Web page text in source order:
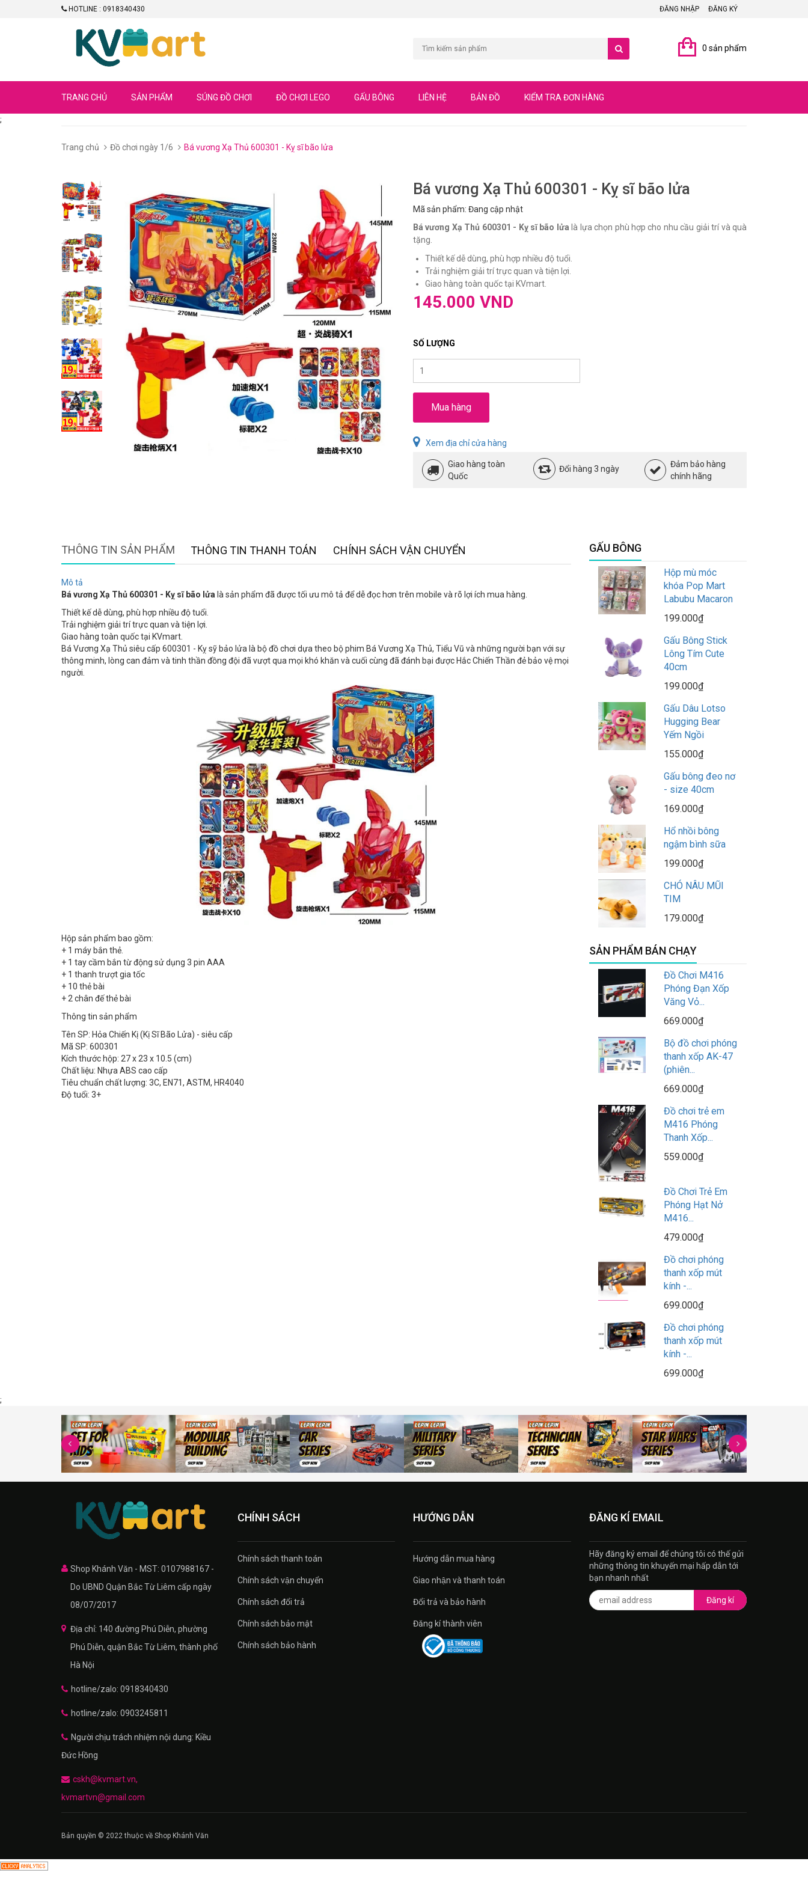
HOTLINE : 0918340430 ĐĂNG NHẬP ĐĂNG KÝ
0 sản phẩm
TRANG CHỦ SẢN PHẨM SÚNG ĐỒ CHƠI ĐỒ CHƠI LEGO GẤU BÔNG LIÊN HỆ BẢN ĐỒ KIỂM TRA ĐƠN HÀNG
;
Trang chủ Đồ chơi ngày 1/6 Bá vương Xạ Thủ 600301 - Kỵ sĩ bão lửa
Bá vương Xạ Thủ 600301 - Kỵ sĩ bão lửa
Mã sản phẩm: Đang cập nhật
Bá vương Xạ Thủ 600301 - Kỵ sĩ bão lửa là lựa chọn phù hợp cho nhu cầu giải trí và quà
tặng.
Thiết kế dễ dùng, phù hợp nhiều độ tuổi.
Trải nghiệm giải trí trực quan và tiện lợi.
Giao hàng toàn quốc tại KVmart.
145.000 VND
SỐ LƯỢNG
Mua hàng
Xem địa chỉ cửa hàng
Giao hàng toàn
Quốc
Đổi hàng 3 ngày
Đảm bảo hàng
chính hãng
THÔNG TIN SẢN PHẨM THÔNG TIN THANH TOÁN CHÍNH SÁCH VẬN CHUYỂN
Mô tả
Bá vương Xạ Thủ 600301 - Kỵ sĩ bão lửa là sản phẩm đã được tối ưu mô tả để dễ đọc hơn trên mobile và rõ lợi ích mua hàng.
Thiết kế dễ dùng, phù hợp nhiều độ tuổi.
Trải nghiệm giải trí trực quan và tiện lợi.
Giao hàng toàn quốc tại KVmart.
Bá Vương Xạ Thủ siêu cấp 600301 - Kỵ sỹ bảo lửa là bộ đồ chơi dựa theo bộ phim Bá Vương Xạ Thủ, Tiểu Vũ và những người bạn với sự
thông minh, lòng can đảm và tinh thần đồng đội đã vượt qua mọi khó khăn và cuối cùng đã đánh bại được Hắc Chiến Thần đẻ bảo vệ mọi
người.
Hộp sản phẩm bao gồm:
+ 1 máy bắn thẻ.
+ 1 tay cầm bắn từ động sử dụng 3 pin AAA
+ 1 thanh trượt gia tốc
+ 10 thẻ bài
+ 2 chân đế thẻ bài
Thông tin sản phẩm
Tên SP: Hỏa Chiến Kị (Kị Sĩ Bão Lửa) - siêu cấp
Mã SP: 600301
Kích thước hộp: 27 x 23 x 10.5 (cm)
Chất liệu: Nhựa ABS cao cấp
Tiêu chuẩn chất lượng: 3C, EN71, ASTM, HR4040
Độ tuổi: 3+
GẤU BÔNG
Hộp mù móc
khóa Pop Mart
Labubu Macaron
199.000₫
Gấu Bông Stick
Lông Tím Cute
40cm
199.000₫
Gấu Dâu Lotso
Hugging Bear
Yếm Ngồi
155.000₫
Gấu bông đeo nơ
- size 40cm
169.000₫
Hổ nhồi bông
ngậm bình sữa
199.000₫
CHÓ NÂU MŨI
TIM
179.000₫
SẢN PHẨM BÁN CHẠY
Đồ Chơi M416
Phóng Đạn Xốp
Văng Vỏ...
669.000₫
Bộ đồ chơi phóng
thanh xốp AK-47
(phiên...
669.000₫
Đồ chơi trẻ em
M416 Phóng
Thanh Xốp...
559.000₫
Đồ Chơi Trẻ Em
Phóng Hạt Nở
M416...
479.000₫
Đồ chơi phóng
thanh xốp mút
kính -...
699.000₫
Đồ chơi phóng
thanh xốp mút
kính -...
699.000₫
;
Shop Khánh Văn - MST: 0107988167 -
Do UBND Quận Bắc Từ Liêm cấp ngày
08/07/2017
Địa chỉ: 140 đường Phú Diễn, phường
Phú Diễn, quận Bắc Từ Liêm, thành phố
Hà Nội
hotline/zalo: 0918340430
hotline/zalo: 0903245811
Người chịu trách nhiệm nội dung: Kiều
Đức Hồng
cskh@kvmart.vn,
kvmartvn@gmail.com
CHÍNH SÁCH
Chính sách thanh toán
Chính sách vận chuyển
Chính sách đổi trả
Chính sách bảo mật
Chính sách bảo hành
HƯỚNG DẪN
Hướng dẫn mua hàng
Giao nhận và thanh toán
Đổi trả và bảo hành
Đăng kí thành viên
ĐĂNG KÍ EMAIL
Hãy đăng ký email để chúng tôi có thế gửi
những thông tin khuyến mại hấp dẫn tới
bạn nhanh nhất
Đăng kí
Bản quyền © 2022 thuộc về Shop Khánh Văn